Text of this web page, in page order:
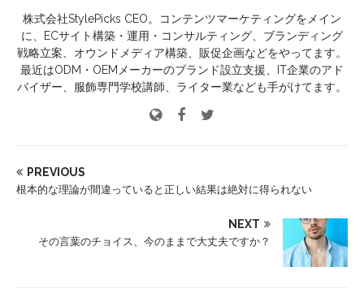
株式会社StylePicks CEO。コンテンツマーケティングをメイン
に、ECサイト構築・運用・コンサルティング、ブランディング
戦略立案、オウンドメディア構築、販促企画などをやってます。
最近はODM・OEMメーカーのブランド設立支援、IT企業のアド
バイザー、服飾専門学校講師、ライター業なども手がけてます。
PREVIOUS
根本的な理論が間違っていると正しい結果は絶対に得られない
NEXT
その言葉のチョイス、今のままで大丈夫ですか？